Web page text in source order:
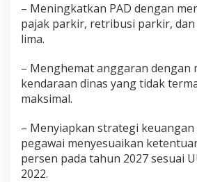
– Meningkatkan PAD dengan
pajak parkir, retribusi parkir,
lima.
– Menghemat anggaran dengan
kendaraan dinas yang tidak
maksimal.
– Menyiapkan strategi
pegawai menyesuaikan
persen pada tahun 2027 sesuai
2022.